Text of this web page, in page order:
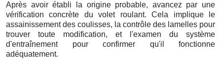
Après avoir établi la origine probable, avancez par une
vérification concrète du volet roulant. Cela implique le
assainissement des coulisses, la contrôle des lamelles pour
trouver toute modification, et l'examen du système
d'entraînement pour confirmer qu'il fonctionne
adéquatement.